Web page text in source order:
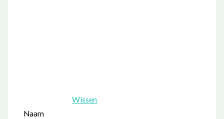
Wissen
Naam